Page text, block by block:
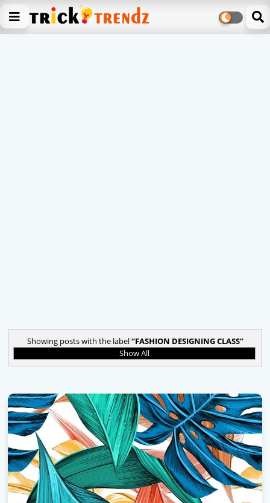
Showing posts with the label FASHION DESIGNING CLASS
Show All